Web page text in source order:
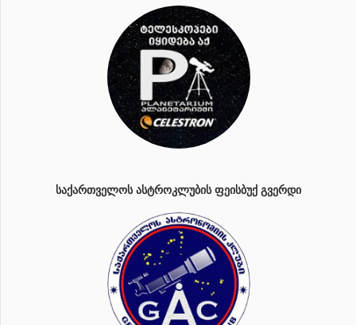
ᲡᲐᲥᲐᲠᲗᲕᲔᲚᲝᲡ ᲐᲡᲢᲠᲝᲙᲚᲣᲑᲘᲡ ᲤᲔᲘᲡᲑᲣᲥ ᲒᲕᲔᲠᲓᲘ